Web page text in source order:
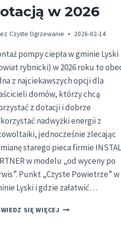
w 2026
Czyste Ogrzewanie 2026-02-14
pompy ciepła w gminie Lyski
rybnicki) w 2026 roku to
z najciekawszych opcji dla
domów, którzy chcą
z dotacji i dobrze
nadwyżki energii z
jednocześnie zlecając
starego pieca firmie INSTAL
w modelu „od wyceny po
Punkt „Czyste Powietrze” w
Lyski i gdzie załatwić…
SIĘ WIĘCEJ MONTAŻ